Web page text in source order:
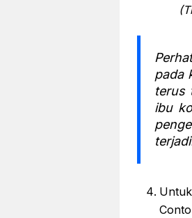
pada
terus
ibu